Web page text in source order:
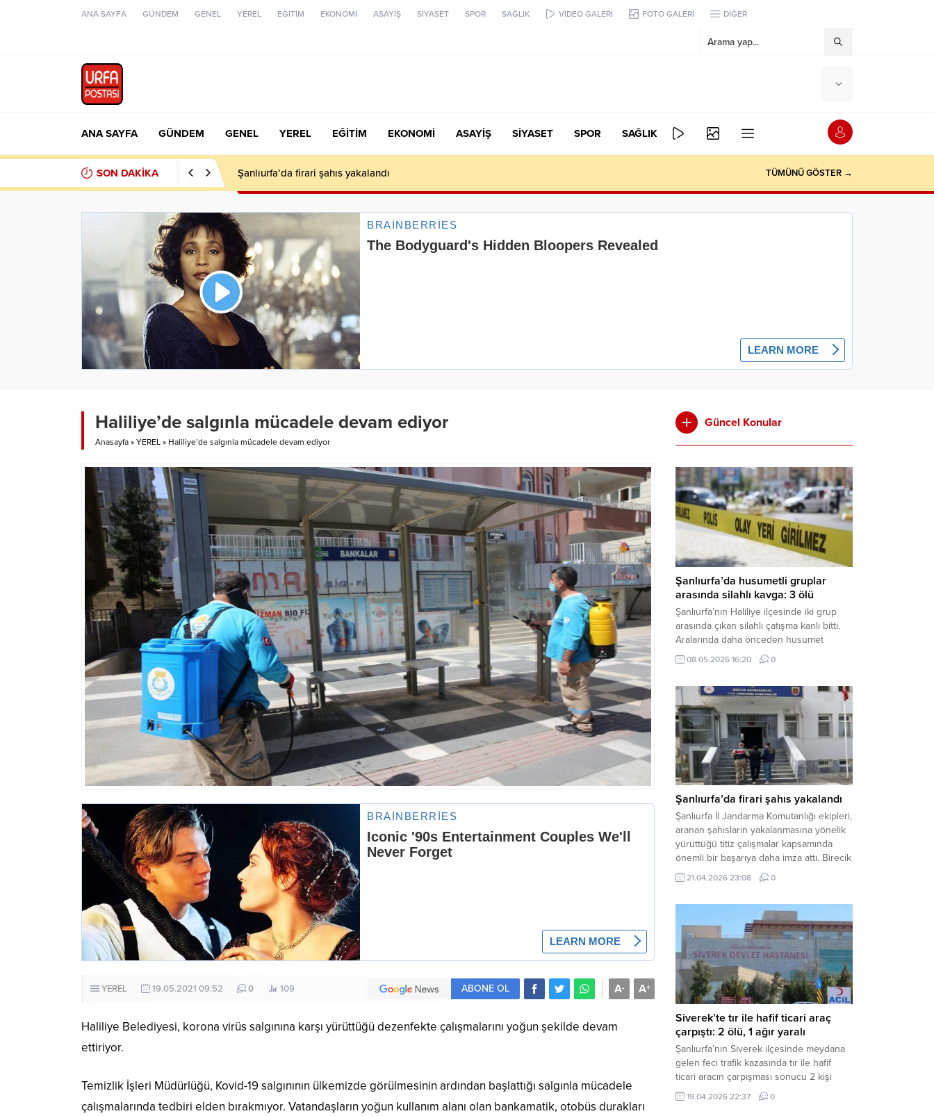
ANA SAYFA GÜNDEM GENEL YEREL EĞİTİM EKONOMİ ASAYİŞ SİYASET SPOR SAĞLIK VİDEO GALERİ FOTO GALERİ DİĞER
ANA SAYFA GÜNDEM GENEL YEREL EĞİTİM EKONOMİ ASAYİŞ SİYASET SPOR SAĞLIK
SON DAKİKA Şanlıurfa’da firari şahıs yakalandı TÜMÜNÜ GÖSTER →
Haliliye’de salgınla mücadele devam ediyor
Anasayfa » YEREL » Haliliye’de salgınla mücadele devam ediyor
YEREL 19.05.2021 09:52 0 109 A+
A-
ABONE OL
Haliliye Belediyesi, korona virüs salgınına karşı yürüttüğü dezenfekte çalışmalarını yoğun şekilde devam
ettiriyor.
Temizlik İşleri Müdürlüğü, Kovid-19 salgınının ülkemizde görülmesinin ardından başlattığı salgınla mücadele
çalışmalarında tedbiri elden bırakmıyor. Vatandaşların yoğun kullanım alanı olan bankamatik, otobüs durakları
Güncel Konular
Şanlıurfa’da husumetli gruplar
arasında silahlı kavga: 3 ölü
Şanlıurfa’nın Haliliye ilçesinde iki grup
arasında çıkan silahlı çatışma kanlı bitti.
Aralarında daha önceden husumet
olduğu öğrenilen tarafların kavgası
neticesinde 3 kişi olay yerinde yaşamını
ilçesine bağlı kırsal Konaç Mahallesi’nde
meydana geldi. Edinilen bilgilere göre,
aralarında husumet bulunan iki grup
arasında henüz belirlenemeyen bir...
08.05.2026 16:20 0
Şanlıurfa’da firari şahıs yakalandı
Şanlıurfa İl Jandarma Komutanlığı ekipleri,
aranan şahısların yakalanmasına yönelik
yürüttüğü titiz çalışmalar kapsamında
önemli bir başarıya daha imza attı. Birecik
ilçesinde düzenlenen operasyonla,
hakkında kesinleşmiş hapis cezası
teslim edildi. Haber Merkezi – Şanlıurfa
Valiliği İl Basın ve Halkla İlişkiler
Müdürlüğü tarafından yapılan açıklamaya
göre; İl...
21.04.2026 23:08 0
Siverek’te tır ile hafif ticari araç
çarpıştı: 2 ölü, 1 ağır yaralı
Şanlıurfa’nın Siverek ilçesinde meydana
gelen feci trafik kazasında tır ile hafif
ticari aracın çarpışması sonucu 2 kişi
yaşamını yitirdi, 1 kişi ise ağır yaralandı.
Haber Merkezi – Siverek-Adıyaman kara
19.04.2026 22:37 0